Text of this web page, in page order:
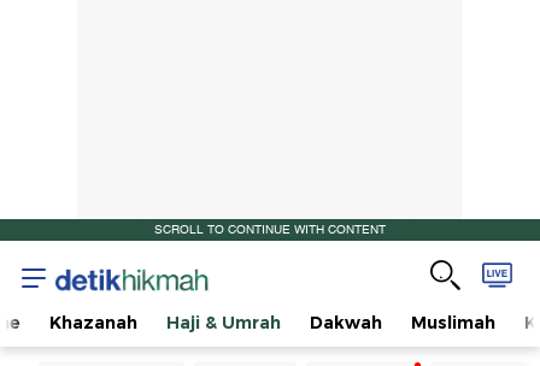
SCROLL TO CONTINUE WITH CONTENT
Khazanah Haji & Umrah Dakwah Muslimah